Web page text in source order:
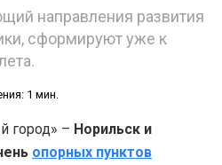
направления развития
сформируют уже к
1 мин.
город» – Норильск и
опорных пунктов